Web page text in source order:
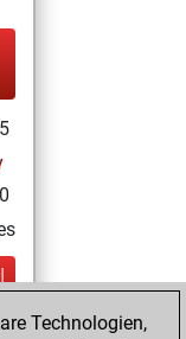
Technologien,